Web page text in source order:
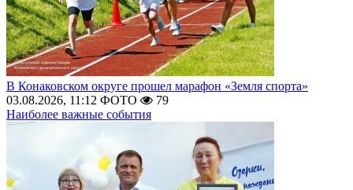
В Конаковском округе прошел марафон «Земля спорта»
03.08.2026, 11:12 ФОТО
79
Наиболее важные события